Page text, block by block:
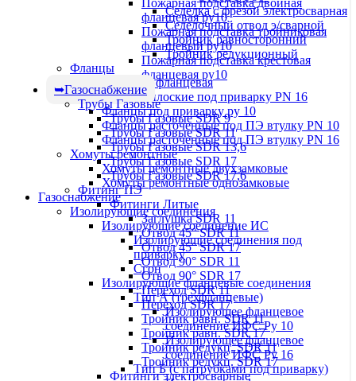
Седелка с фрезой электросварная
Седелочный отвод э/сварной
Тройник равносторонний
Тройник редукционный
Фланцы
Заглушка фланцевая
Фланцы плоские под приварку PN 16
Фланцы под приварку ру 10
Фланцы расточенные под ПЭ втулку PN 10
Фланцы расточенные под ПЭ втулку PN 16
Хомуты ремонтные
Хомуты ремонтные двухзамковые
Хомуты ремонтные однозамковые
Газоснабжение
Изолирующие соединения
Изолирующие соединение ИС
Изолирующие соединения под
приварку
Сгон
Изолирующие фланцевые соединения
Тип А (трехфланцевые)
Изолирующее фланцевое
соединение ИФС Ру 10
Изолирующее фланцевое
соединение ИФС Ру 16
Тип Б (с патрубками под приварку)
Пожарная подставка двойная
фланцевая ру10
Пожарная подставка тройниковая
фланцевый ру10
Пожарная подставка крестовая
фланцевая ру10
Газоснабжение
Трубы Газовые
Трубы Газовые SDR 9
Трубы Газовые SDR 11
Трубы Газовые SDR 13,6
Трубы Газовые SDR 17
Трубы Газовые SDR 17,6
Фитинг ПЭ
Фитинги Литые
Заглушка SDR 11
Отвод 45° SDR 11
Отвод 45° SDR 17
Отвод 90° SDR 11
Отвод 90° SDR 17
Переход SDR 11
Переход SDR 17
Тройник равн. SDR 11
Тройник равн. SDR 17
Тройник редукц. SDR 11
Тройник редукц. SDR 17
Фитинги электросварные